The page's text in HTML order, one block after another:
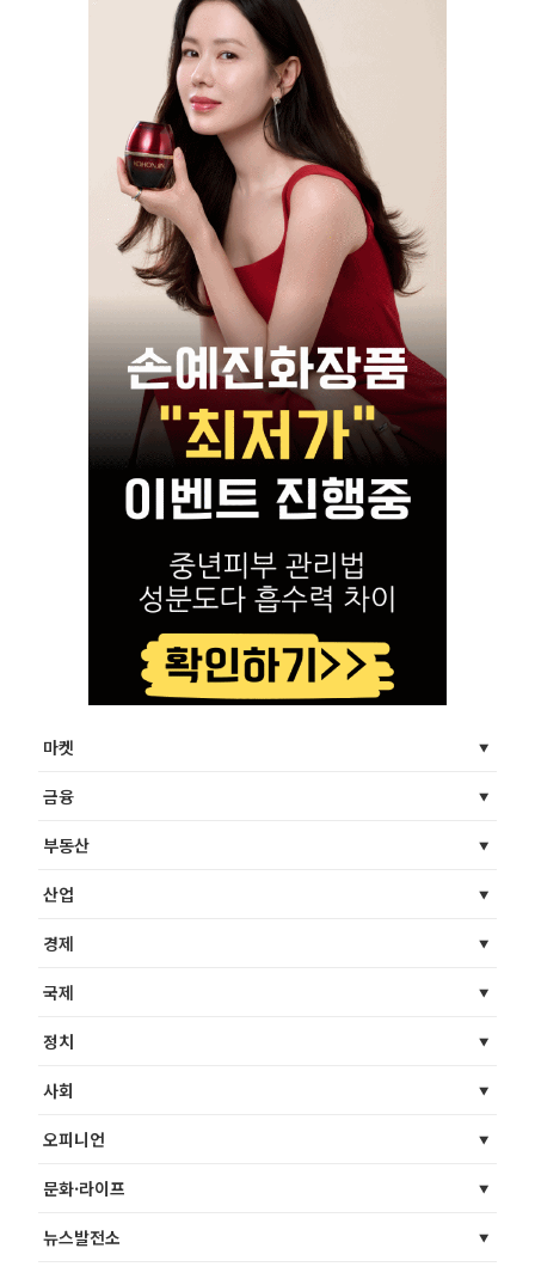
마켓
금융
부동산
산업
경제
국제
정치
사회
오피니언
문화·라이프
뉴스발전소